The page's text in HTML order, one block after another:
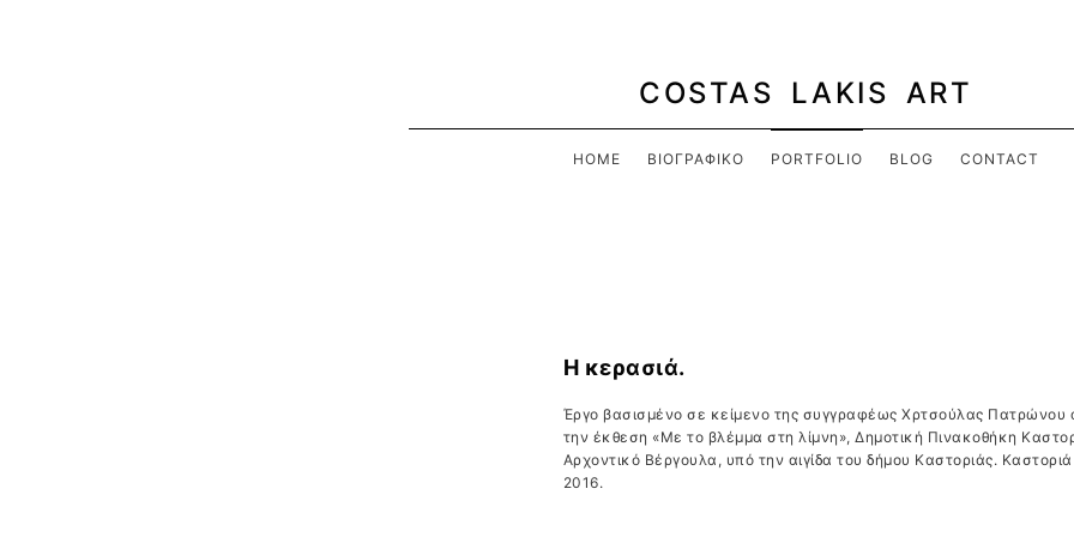
COSTAS LAKIS ART
HOME ΒΙΟΓΡΑΦΙΚΌ PORTFOLIO BLOG CONTACT
Η κερασιά.
Έργο βασισμένο σε κείμενο της συγγραφέως Χρτσούλας Πατρώνου
την έκθεση «Με το βλέμμα στη λίμνη», Δημοτική Πινακοθήκη
Αρχοντικό Βέργουλα, υπό την αιγίδα του δήμου Καστοριάς. Καστοριά
2016.